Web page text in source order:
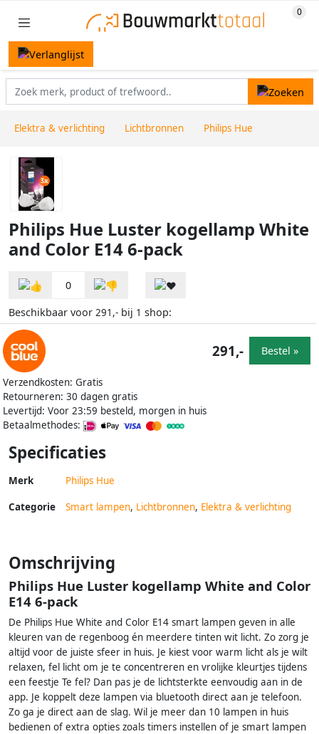
Elektra & verlichting Lichtbronnen Philips Hue
Philips Hue Luster kogellamp White
and Color E14 6-pack
0
Beschikbaar voor 291,- bij 1 shop:
Verzendkosten: Gratis
Retourneren: 30 dagen gratis
Levertijd: Voor 23:59 besteld, morgen in huis
Betaalmethodes:
291,- Bestel »
Specificaties
Merk Philips Hue
Categorie Smart lampen, Lichtbronnen, Elektra & verlichting
Omschrijving
Philips Hue Luster kogellamp White and Color
E14 6-pack
De Philips Hue White and Color E14 smart lampen geven in alle
kleuren van de regenboog én meerdere tinten wit licht. Zo zorg je
altijd voor de juiste sfeer in huis. Je kiest voor warm licht als je wilt
relaxen, fel licht om je te concentreren en vrolijke kleurtjes tijdens
een feestje Te fel? Dan pas je de lichtsterkte eenvoudig aan in de
app. Je koppelt deze lampen via bluetooth direct aan je telefoon.
Zo ga je direct aan de slag. Wil je meer dan 10 lampen in huis
bedienen of extra opties zoals timers instellen of je smart lampen